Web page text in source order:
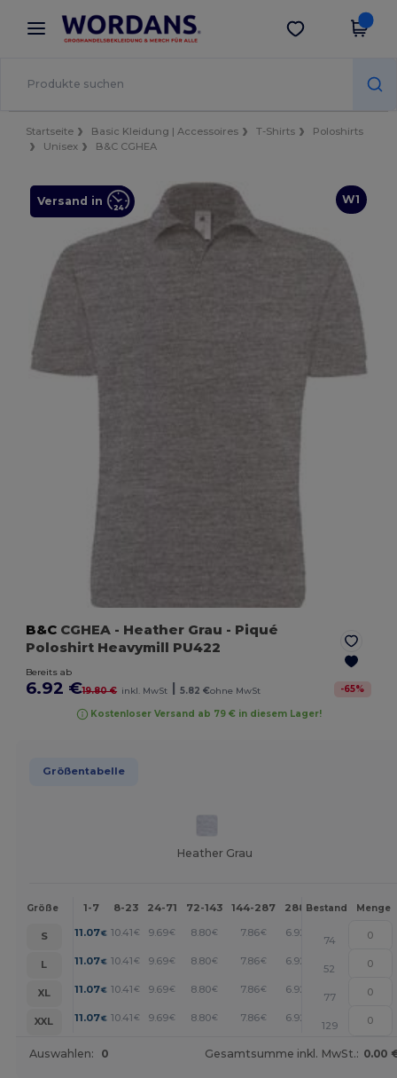
× Wordans App
Bessere Preise in der App!
App holen
Startseite Basic Kleidung | Accessoires T-Shirts
Poloshirts
Unisex
B&C CGHEA
W1
Versand in
B&C CGHEA - Heather Grau - Piqué
Poloshirt Heavymill PU422
Bereits ab
6.92 €19.80 € inkl. MwSt | 5.82 €ohne MwSt -65%
Kostenloser Versand ab 79 € in diesem Lager!
Größentabelle
Heather Grau
Größe 1-7 8-23 24-71 72-143 144-287 288 + Mehr
Bestand Menge
S 11.07€ 10.41 € 9.69€ 8.80€ 7.86€ 6.92 +
74
L
11.07€ 10.41 € 9.69€ 8.80€ 7.86€ 6.92 +
52
XL
11.07€ 10.41 € 9.69€ 8.80€ 7.86€ 6.92 +
77
XXL
11.07€ 10.41 € 9.69€ 8.80€ 7.86€ 6.92 +
129
Auswahlen: 0 Gesamtsumme inkl. MwSt.: 0.00